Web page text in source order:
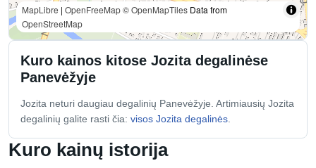
Kuro kainų istorija
MapLibre | OpenFreeMap© OpenMapTiles Data from
OpenStreetMap
Kuro kainos kitose Jozita degalinėse
Panevėžyje
Jozita neturi daugiau degalinių Panevėžyje. Artimiausių Jozita
degalinių galite rasti čia: visos Jozita degalinės